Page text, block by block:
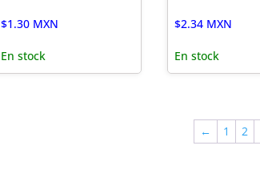
$1.30MXN
En stock
$2.34MXN
En stock
← 1 2